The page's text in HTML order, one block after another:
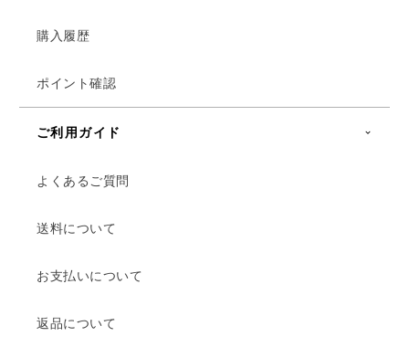
購入履歴
ポイント確認
ご利用ガイド
よくあるご質問
送料について
お支払いについて
返品について